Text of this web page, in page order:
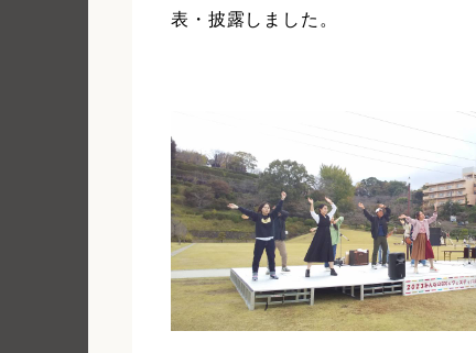
表・披露しました。